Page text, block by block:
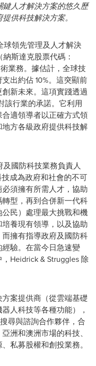
人才解決方案的悠久歷
供科技解決方案。
球領先管理及人才解決
斯達克股票代碼：
業務。據估計，全球技
出約佔 10%。這突顯前
新未來。這項實踐透過
該行業的承諾。它利用
適領導者以正確方式領
方各級政府提供科技解
及國防科技業務負責人
成為政府和社會的不可
須擁有所需人才，協助
型，再到合併新一代科
民）處理最大挑戰和機
養現有領導，以及協助
擁有指導政府及國防科
驗。在當今日急速變
Heidrick & Struggles 除
案提供商（從雲端基礎
人科技等各種功能），
尋與諮詢合作夥伴，合
洲和澳洲市場的科技、
私募股權和創投業務。